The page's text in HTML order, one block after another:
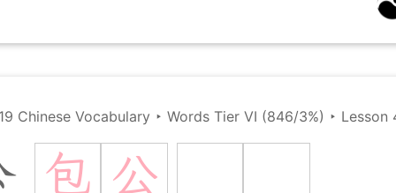
Chinese Vocabulary ‣ Words Tier VI (846/3%) ‣ Lesson
包 公